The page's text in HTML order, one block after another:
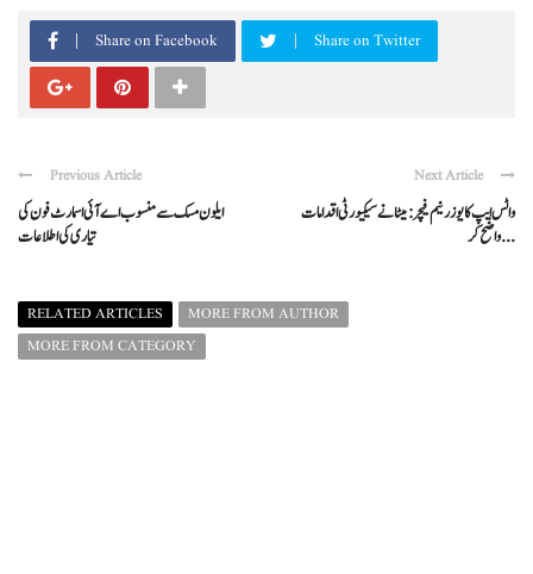
Share on Facebook Share on Twitter
Previous Article
ایلون مسک سے منسوب اے آئی اسمارٹ فون کی
تیاری کی اطلاعات
Next Article
واٹس ایپ کا یوزر نیم فیچر: میٹا نے سیکیورٹی اقدامات
واضح کر ...
RELATED ARTICLES
MORE FROM AUTHOR
MORE FROM CATEGORY